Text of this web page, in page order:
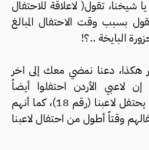
تقول( لاعلاقة للاحتفال
بسبب وقت الاحتفال المبالغ
البايخة ..؟!
هكذا، دعنا نمضي معك إلى اخر
إن لاعبي الأردن احتفلوا أيضاً
بهدفهم قبل ان يحتفل لاعبنا (رقم 18)، كما أنهم
وقتاً أطول من احتفال لاعبنا